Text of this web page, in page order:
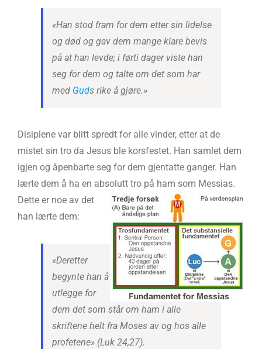
«Han stod fram for dem etter sin lidelse
og død og gav dem mange klare bevis
på at han levde; i førti dager viste han
seg for dem og talte om det som har
med Guds rike å gjøre.»
Disiplene var blitt spredt for alle vinder, etter at de
mistet sin tro da Jesus ble korsfestet. Han samlet dem
igjen og åpenbarte seg for dem gjentatte ganger. Han
lærte dem å ha en absolutt tro på ham som Messias.
Dette er noe av det
han lærte dem:
«Deretter
begynte han å
utlegge for
dem det som står om ham i alle
skriftene helt fra Moses av og hos alle
profetene» (Luk 24,27).